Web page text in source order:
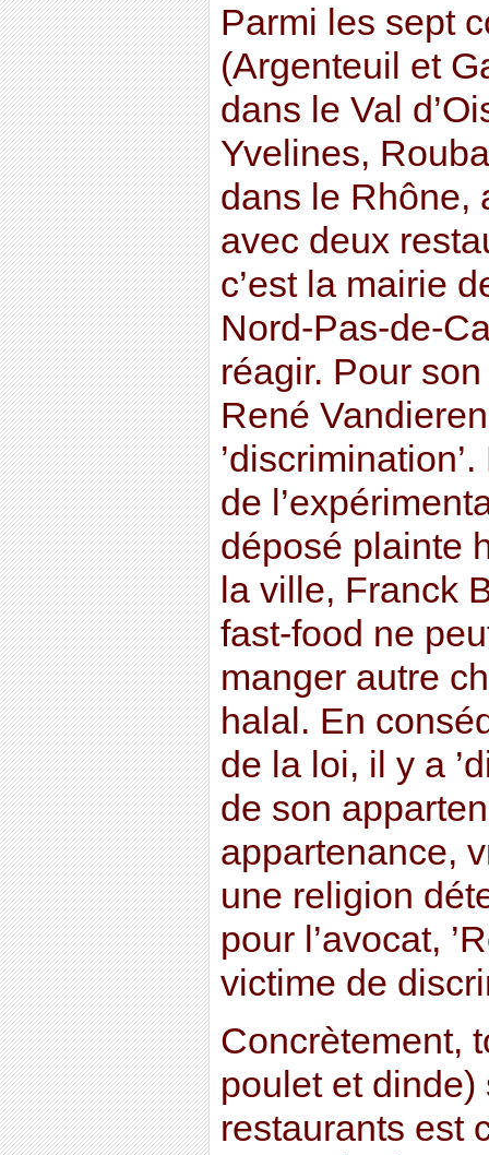
Parmi les sept
(Argenteuil et
dans le Val
Yvelines,
dans le Rhône,
avec deux
c’est la mairie
Nord-Pas-de-
réagir. Pour
René
de
déposé plainte
la ville, Franck
fast-food ne
manger autre
halal. En
de la loi, il y a
de son
appartenance,
une religion
pour l’avocat,
victime de
Concrètement,
poulet et
restaurants est